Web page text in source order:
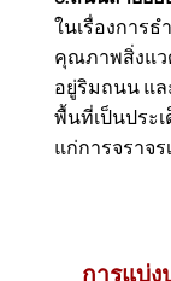
ในเรื่องการ
คุณภาพสิ่งแว
อยู่ริมถนน แ
พื้นที่เป็นประ
แก่การจราจร
การแบ่ง